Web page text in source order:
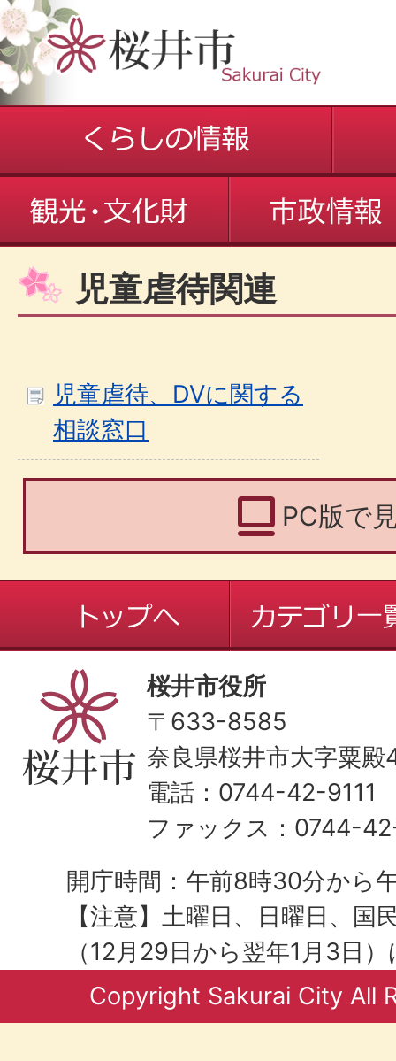
児童虐待関連
児童虐待、DVに関する
相談窓口
PC版で
桜井市役所
〒633-8585
奈良県桜井市大字粟
電話：0744-42-9111
ファックス：0744-
開庁時間：午前8時30分から
【注意】土曜日、日曜日、国
（12月29日から翌年1月3日
Copyright Sakurai City All